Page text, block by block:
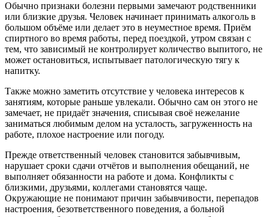
Обычно признаки болезни первыми замечают родственники
или близкие друзья. Человек начинает принимать алкоголь в
большом объёме или делает это в неуместное время. Приём
спиртного во время работы, перед поездкой, утром связан с
тем, что зависимый не контролирует количество выпитого, не
может остановиться, испытывает патологическую тягу к
напитку.
Также можно заметить отсутствие у человека интересов к
занятиям, которые раньше увлекали. Обычно сам он этого не
замечает, не придаёт значения, списывая своё нежелание
заниматься любимым делом на усталость, загруженность на
работе, плохое настроение или погоду.
Прежде ответственный человек становится забывчивым,
нарушает сроки сдачи отчётов и выполнения обещаний, не
выполняет обязанности на работе и дома. Конфликты с
близкими, друзьями, коллегами становятся чаще.
Окружающие не понимают причин забывчивости, перепадов
настроения, безответственного поведения, а больной